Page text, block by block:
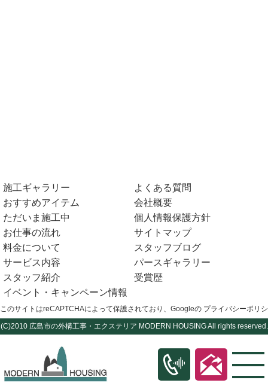
施工ギャラリー
おすすめアイテム
ただいま施工中
お仕事の流れ
料金について
サービス内容
スタッフ紹介
イベント・キャンペーン情報
よくある質問
会社概要
個人情報保護方針
サイトマップ
スタッフブログ
パースギャラリー
受賞歴
このサイトはreCAPTCHAによって保護されており、Googleの プライバシーポリ
(C)2010 広島市の外構工事・エクステリア MODERN HOUSING All rights reserved.